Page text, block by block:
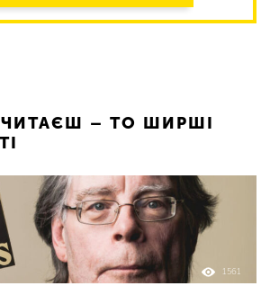
– ТО ШИРШІ
1561